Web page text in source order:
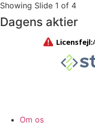
Showing Slide 1 of 4
Dagens aktier
Om os